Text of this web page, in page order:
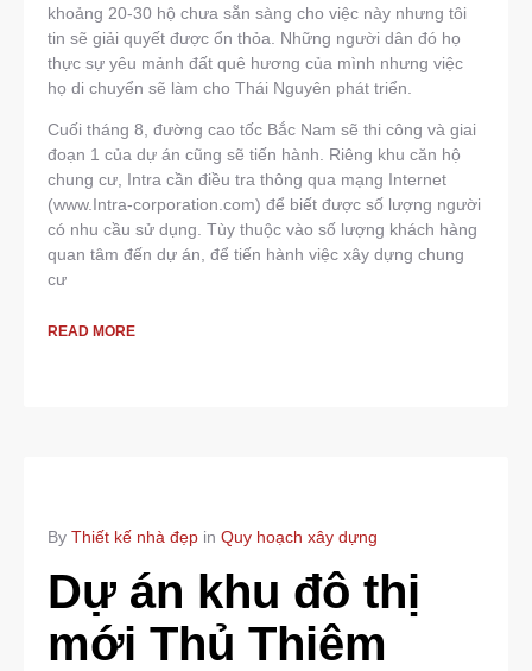
khoảng 20-30 hộ chưa sẵn sàng cho việc này nhưng tôi
tin sẽ giải quyết được ổn thỏa. Những người dân đó họ
thực sự yêu mảnh đất quê hương của mình nhưng việc
họ di chuyển sẽ làm cho Thái Nguyên phát triển.
Cuối tháng 8, đường cao tốc Bắc Nam sẽ thi công và giai
đoạn 1 của dự án cũng sẽ tiến hành. Riêng khu căn hộ
chung cư, Intra cần điều tra thông qua mạng Internet
(www.Intra-corporation.com) để biết được số lượng người
có nhu cầu sử dụng. Tùy thuộc vào số lượng khách hàng
quan tâm đến dự án, để tiến hành việc xây dựng chung
cư
READ MORE
By Thiết kế nhà đẹp in Quy hoạch xây dựng
Dự án khu đô thị
mới Thủ Thiêm